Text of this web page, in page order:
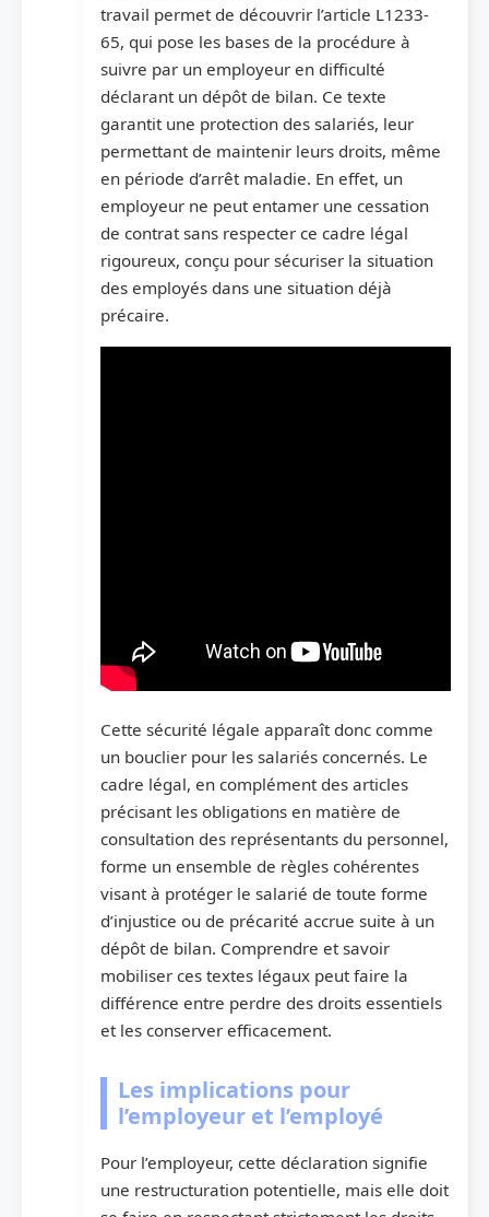
travail permet de découvrir l’article L1233-
65, qui pose les bases de la procédure à
suivre par un employeur en difficulté
déclarant un dépôt de bilan. Ce texte
garantit une protection des salariés, leur
permettant de maintenir leurs droits, même
en période d’arrêt maladie. En effet, un
employeur ne peut entamer une cessation
de contrat sans respecter ce cadre légal
rigoureux, conçu pour sécuriser la situation
des employés dans une situation déjà
précaire.
Cette sécurité légale apparaît donc comme
un bouclier pour les salariés concernés. Le
cadre légal, en complément des articles
précisant les obligations en matière de
consultation des représentants du personnel,
forme un ensemble de règles cohérentes
visant à protéger le salarié de toute forme
d’injustice ou de précarité accrue suite à un
dépôt de bilan. Comprendre et savoir
mobiliser ces textes légaux peut faire la
différence entre perdre des droits essentiels
et les conserver efficacement.
Les implications pour
l’employeur et l’employé
Pour l’employeur, cette déclaration signifie
une restructuration potentielle, mais elle doit